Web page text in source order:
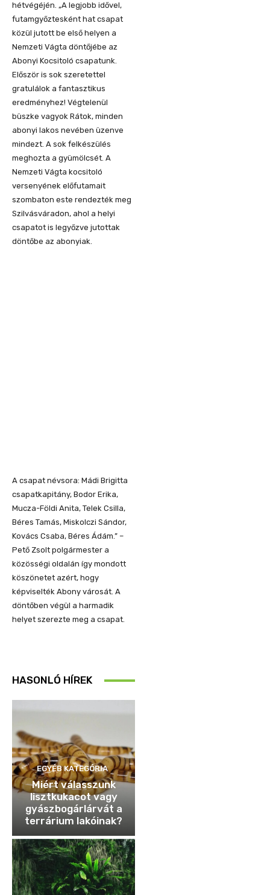
hétvégéjén. „A legjobb idővel,
futamgyőztesként hat csapat
közül jutott be első helyen a
Nemzeti Vágta döntőjébe az
Abonyi Kocsitoló csapatunk.
Először is sok szeretettel
gratulálok a fantasztikus
eredményhez! Végtelenül
büszke vagyok Rátok, minden
abonyi lakos nevében üzenve
mindezt. A sok felkészülés
meghozta a gyümölcsét. A
Nemzeti Vágta kocsitoló
versenyének előfutamait
szombaton este rendezték meg
Szilvásváradon, ahol a helyi
csapatot is legyőzve jutottak
döntőbe az abonyiak.
A csapat névsora: Mádi Brigitta
csapatkapitány, Bodor Erika,
Mucza-Földi Anita, Telek Csilla,
Béres Tamás, Miskolczi Sándor,
Kovács Csaba, Béres Ádám.” –
Pető Zsolt polgármester a
közösségi oldalán így mondott
köszönetet azért, hogy
képviselték Abony városát. A
döntőben végül a harmadik
helyet szerezte meg a csapat.
HASONLÓ HÍREK
EGYÉB KATEGÓRIA
Miért válasszunk
lisztkukacot vagy
gyászbogárlárvát a
terrárium lakóinak?